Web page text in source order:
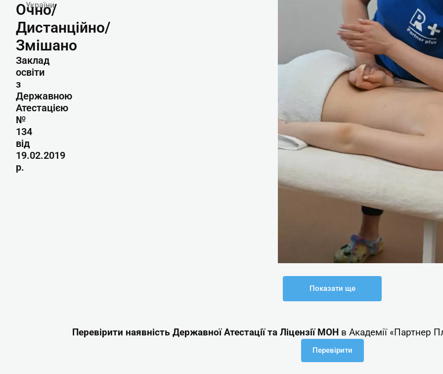
Очно/
Дистанційно/
Змішано
Заклад
освіти
з
Державною
Атестацією
№
134
від
19.02.2019
р.
України.
Показати ще
Перевірити наявність Державної Атестації та Ліцензії МОНв Академії «Партнер
Перевірити